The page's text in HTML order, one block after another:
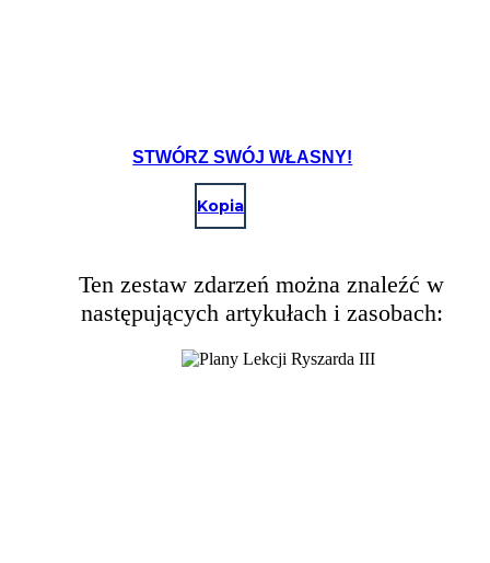
STWÓRZ SWÓJ WŁASNY!
Kopia
Ten zestaw zdarzeń można znaleźć w
następujących artykułach i zasobach: